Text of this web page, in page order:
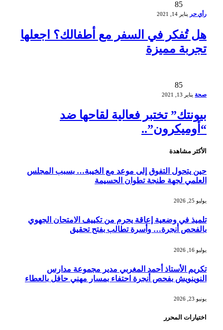
85
رأي حر يناير 14, 2021
هل تُفكر في السفر مع أطفالك؟ اجعلها
تجربة مميزة
85
صحة يناير 13, 2021
بيونتك” تختبر فعالية لقاحها ضد
“أوميكرون”..
الأكثر مشاهدة
حين يتحول التفوق إلى موعد مع الخيبة… بسبب المجلس
العلمي لجهة طنجة تطوان الحسيمة
يوليو 25, 2026
تلميذ في وضعية إعاقة يحرم من تكييف الامتحان الجهوي
بالفحص أنجرة… وأسرة تطالب بفتح تحقيق
يوليو 16, 2026
تكريم الأستاذ أحمد المغربي مدير مجموعة مدارس
النوينويش بفحص أنجرة احتفاء بمسار مهني حافل بالعطاء
يونيو 23, 2026
اختيارات المحرر